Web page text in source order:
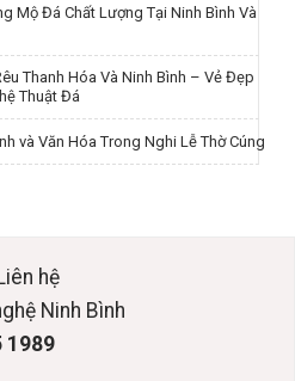
Mộ Đá Chất Lượng Tại Ninh Bình Và
Thanh Hóa Và Ninh Bình – Vẻ Đẹp
Thuật Đá
và Văn Hóa Trong Nghi Lễ Thờ Cúng
hệ
Ninh Bình
1989